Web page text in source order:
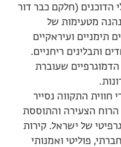
הדוכנים (חלקם כבר דור
מטעימות של
תימניים ועיראקיים
ותבלינים ריחניים.
הדמוגרפיים שעוברת
חווית התקווה נסייר
הרוח הצעירה והתוססת
של ישראל. קירות
פוליטי ואמנותי